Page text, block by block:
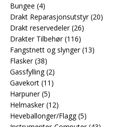
Bungee (4)
Drakt Reparasjonsutstyr (20)
Drakt reservedeler (26)
Drakter Tilbehør (116)
Fangstnett og slynger (13)
Flasker (38)
Gassfylling (2)
Gavekort (11)
Harpuner (5)
Helmasker (12)
Heveballonger/Flagg (5)